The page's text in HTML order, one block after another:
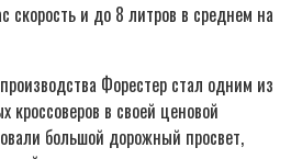
скорость и до 8 литров в среднем на
Форестер стал одним из
в своей ценовой
большой дорожный просвет,